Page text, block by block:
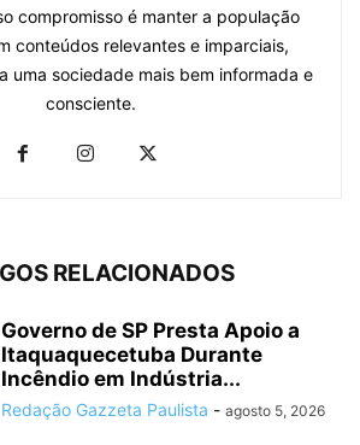
compromisso é manter a população
conteúdos relevantes e imparciais,
uma sociedade mais bem informada e
consciente.
RELACIONADOS
Governo de SP Presta Apoio a
Itaquaquecetuba Durante
Incêndio em Indústria...
Redação Gazzeta Paulista - agosto 5, 2026